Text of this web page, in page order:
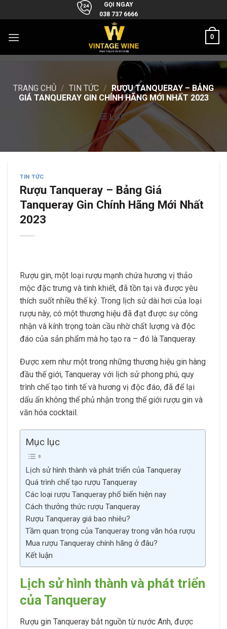
to
GỌI NGAY
038 737 6666
0
TRANG CHỦ / TIN TỨC / RƯỢU TANQUERAY – BẢNG
GIÁ TANQUERAY GIN CHÍNH HÃNG MỚI NHẤT 2023
LỌC
TIN TỨC
Rượu Tanqueray – Bảng Giá
Tanqueray Gin Chính Hãng Mới Nhất
2023
Rượu gin, một loại rượu mạnh chứa hương vị thảo
mộc đặc trưng và tinh khiết, đã tồn tại và được yêu
thích suốt nhiều thế kỷ. Trong lịch sử dài hơi của loại
rượu này, có một thương hiệu đã đạt được sự công
nhận và kính trọng toàn cầu nhờ chất lượng và độc
đáo của sản phẩm mà họ tạo ra – đó là Tanqueray.
Được xem như một trong những thương hiệu gin hàng
đầu thế giới, Tanqueray với lịch sử phong phú, quy
trình chế tạo tinh tế và hương vị độc đáo, đã để lại
dấu ấn không thể phủ nhận trong thế giới rượu gin và
văn hóa cocktail.
Mục lục
Lịch sử hình thành và phát triển của Tanqueray
Quá trình chế tạo rượu Tanqueray
Các loại rượu Tanqueray phổ biến hiện nay
Cách thưởng thức rượu Tanqueray
Rượu Tanqueray giá bao nhiêu?
Tầm quan trọng của Tanqueray trong văn hóa rượu
Mua rượu Tanqueray chính hãng ở đâu?
Kết luận
Lịch sử hình thành và phát triển
của Tanqueray
Rượu gin Tanqueray bắt nguồn từ nước Anh, được